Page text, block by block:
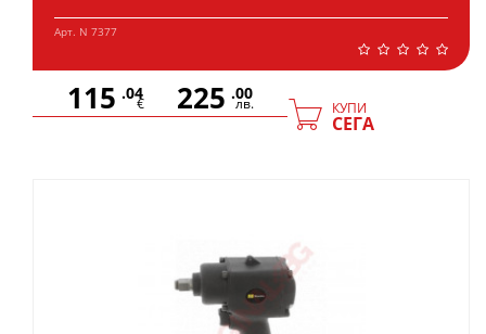
Арт. N 7377
115 .04
€ 225 .00
лв. КУПИ
СЕГА